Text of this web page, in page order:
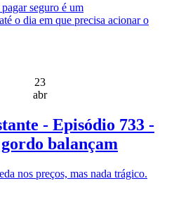
seguro é um
o dia em que precisa acionar o
23
abr
- Episódio 733 -
balançam
nos preços, mas nada trágico.